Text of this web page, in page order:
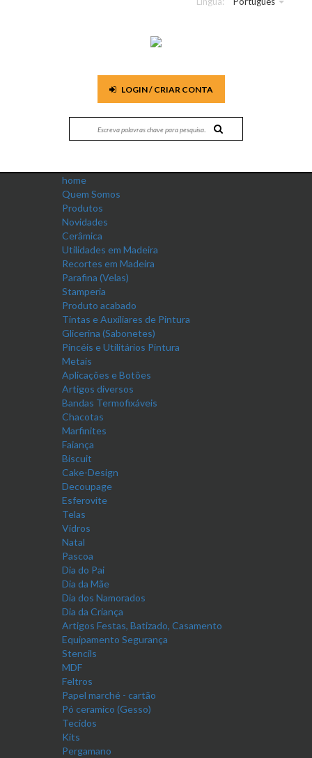
LOGIN / CRIAR CONTA
home
Quem Somos
Produtos
Novidades
Cerâmica
Utilidades em Madeira
Recortes em Madeira
Parafina (Velas)
Stamperia
Produto acabado
Tintas e Auxiliares de Pintura
Glicerina (Sabonetes)
Pincéis e Utilitários Pintura
Metais
Aplicações e Botões
Artigos diversos
Bandas Termofixáveis
Chacotas
Marfinites
Faiança
Biscuit
Cake-Design
Decoupage
Esferovite
Telas
Vidros
Natal
Pascoa
Dia do Pai
Dia da Mãe
Dia dos Namorados
Dia da Criança
Artigos Festas, Batizado, Casamento
Equipamento Segurança
Stencils
MDF
Feltros
Papel marché - cartão
Pó ceramico (Gesso)
Tecidos
Kits
Pergamano